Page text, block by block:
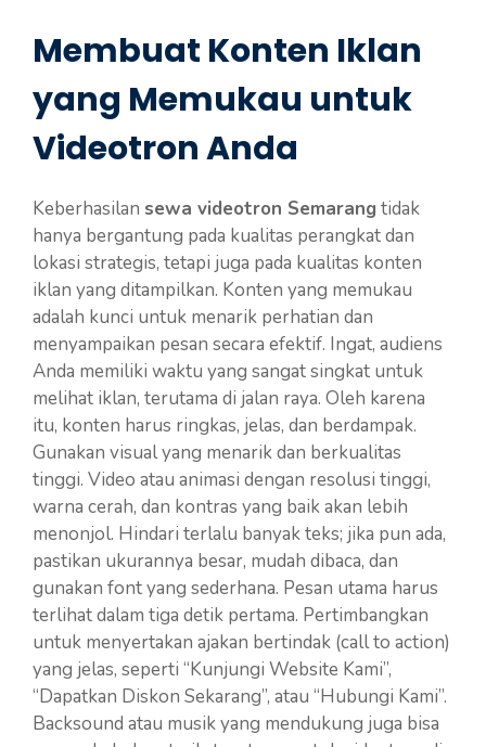
Membuat Konten Iklan
yang Memukau untuk
Videotron Anda
Keberhasilan sewa videotron Semarang tidak
hanya bergantung pada kualitas perangkat dan
lokasi strategis, tetapi juga pada kualitas konten
iklan yang ditampilkan. Konten yang memukau
adalah kunci untuk menarik perhatian dan
menyampaikan pesan secara efektif. Ingat, audiens
Anda memiliki waktu yang sangat singkat untuk
melihat iklan, terutama di jalan raya. Oleh karena
itu, konten harus ringkas, jelas, dan berdampak.
Gunakan visual yang menarik dan berkualitas
tinggi. Video atau animasi dengan resolusi tinggi,
warna cerah, dan kontras yang baik akan lebih
menonjol. Hindari terlalu banyak teks; jika pun ada,
pastikan ukurannya besar, mudah dibaca, dan
gunakan font yang sederhana. Pesan utama harus
terlihat dalam tiga detik pertama. Pertimbangkan
untuk menyertakan ajakan bertindak (call to action)
yang jelas, seperti “Kunjungi Website Kami”,
“Dapatkan Diskon Sekarang”, atau “Hubungi Kami”.
Backsound atau musik yang mendukung juga bisa